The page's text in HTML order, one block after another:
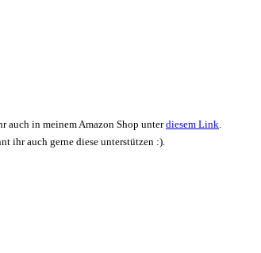
auch in meinem Amazon Shop unterdiesem Link
ihr auch gerne diese unterstützen :).